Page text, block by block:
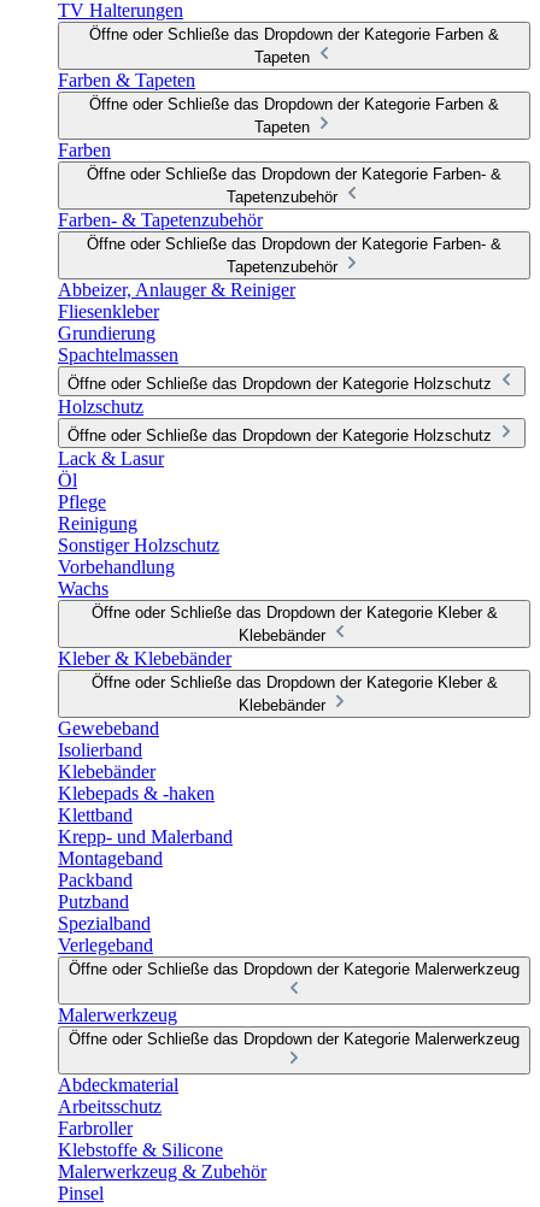
TV Halterungen
Öffne oder Schließe das Dropdown der Kategorie Farben &
Tapeten
Farben & Tapeten
Öffne oder Schließe das Dropdown der Kategorie Farben &
Tapeten
Farben
Öffne oder Schließe das Dropdown der Kategorie Farben- &
Tapetenzubehör
Farben- & Tapetenzubehör
Öffne oder Schließe das Dropdown der Kategorie Farben- &
Tapetenzubehör
Abbeizer, Anlauger & Reiniger
Fliesenkleber
Grundierung
Spachtelmassen
Öffne oder Schließe das Dropdown der Kategorie Holzschutz
Holzschutz
Öffne oder Schließe das Dropdown der Kategorie Holzschutz
Lack & Lasur
Öl
Pflege
Reinigung
Sonstiger Holzschutz
Vorbehandlung
Wachs
Öffne oder Schließe das Dropdown der Kategorie Kleber &
Klebebänder
Kleber & Klebebänder
Öffne oder Schließe das Dropdown der Kategorie Kleber &
Klebebänder
Gewebeband
Isolierband
Klebebänder
Klebepads & -haken
Klettband
Krepp- und Malerband
Montageband
Packband
Putzband
Spezialband
Verlegeband
Öffne oder Schließe das Dropdown der Kategorie Malerwerkzeug
Malerwerkzeug
Öffne oder Schließe das Dropdown der Kategorie Malerwerkzeug
Abdeckmaterial
Arbeitsschutz
Farbroller
Klebstoffe & Silicone
Malerwerkzeug & Zubehör
Pinsel